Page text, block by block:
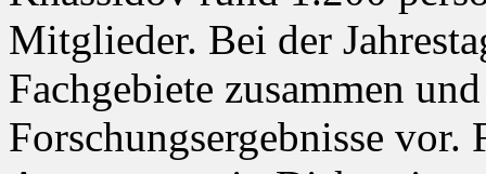
Mitglieder. Bei der
Fachgebiete zusammen
Forschungsergebnisse